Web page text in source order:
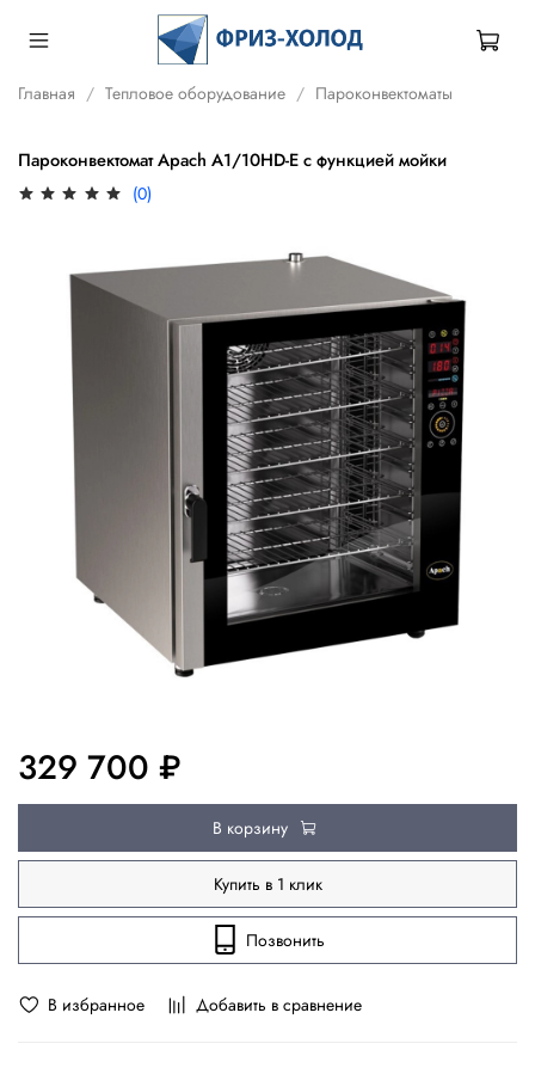
Главная Тепловое оборудование Пароконвектоматы
Пароконвектомат Apach A1/10HD-E с функцией мойки
(0)
В избранное Добавить в сравнение
329 700 ₽
В корзину
Купить в 1 клик
Позвонить